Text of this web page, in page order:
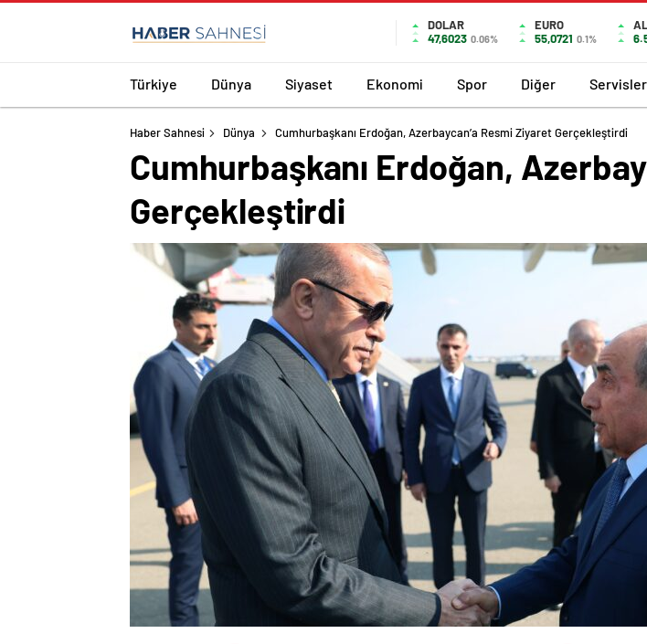
DOLAR
47,6023 0.06%
EURO
55,0721 0.1%
Türkiye Dünya Siyaset Ekonomi Spor Diğer Servisler
Haber Sahnesi Dünya Cumhurbaşkanı Erdoğan, Azerbaycan’a Resmi Ziyaret Gerçekleştirdi
Cumhurbaşkanı Erdoğan,
Gerçekleştirdi